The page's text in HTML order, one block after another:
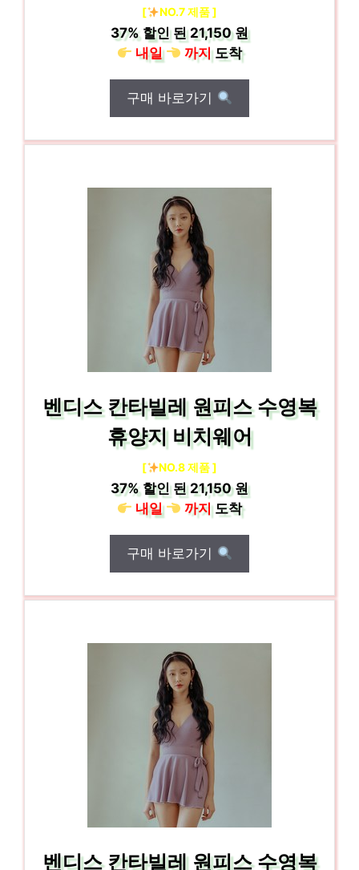
[ NO.7 제품 ]
37%할인 된21,150 원
내일
까지도착
구매 바로가기
벤디스 칸타빌레 원피스 수영복
휴양지 비치웨어
[ NO.8 제품 ]
37%할인 된21,150 원
내일
까지도착
구매 바로가기
벤디스 칸타빌레 원피스 수영복